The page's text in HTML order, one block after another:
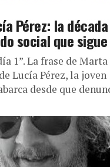
Pérez: la década
social que sigue
1”. La frase de Marta
Lucía Pérez, la joven
desde que